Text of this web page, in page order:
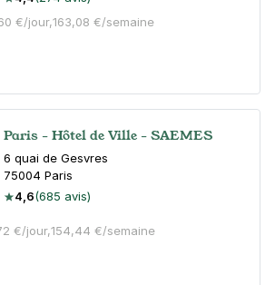
€/jour,163,08 €/semaine
Paris - Hôtel de Ville - SAEMES
6 quai de Gesvres
75004 Paris
4,6(685 avis)
€/jour,154,44 €/semaine